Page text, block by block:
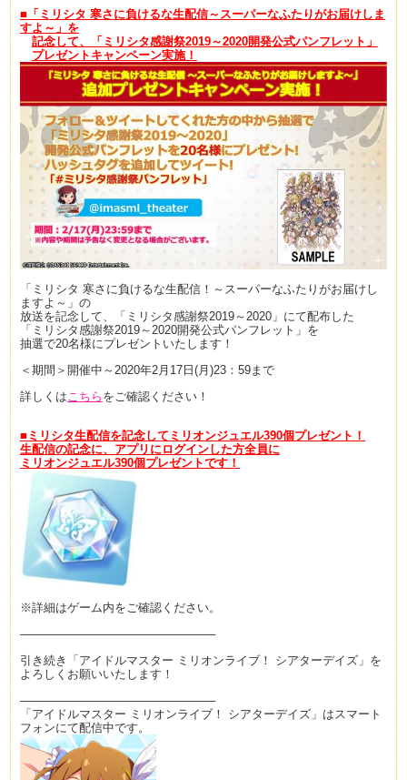
■「 ミリシタ 寒さに負けるな生配信～スーパーなふたりがお届けしま
すよ～ 」を
記念して、「 ミリシタ感謝祭2019～2020開発公式パンフレット」
プレゼントキャンペーン実施！
「ミリシタ 寒さに負けるな生配信！～スーパーなふたりがお届けし
ますよ～」の
放送を記念して、
「ミリシタ感謝祭2019～2020」にて配布した
「ミリシタ感謝祭2019～2020開発公式パンフレット」を
抽選で20名様にプレゼントいたします！
＜期間＞開催中～2020年2月17日(月)23：59まで
詳しくは こちら をご確認ください！
■ミリシタ生配信を記念してミリオンジュエル390個プレゼント！
生配信の記念に、アプリにログインした方全員に
ミリオンジュエル390個プレゼントです！
※詳細はゲーム内をご確認ください。
————————————————–
引き続き「アイドルマスター ミリオンライブ！ シアターデイズ」を
よろしくお願いいたします！
————————————————–
「アイドルマスター ミリオンライブ！ シアターデイズ」はスマート
フォンにて配信中です。